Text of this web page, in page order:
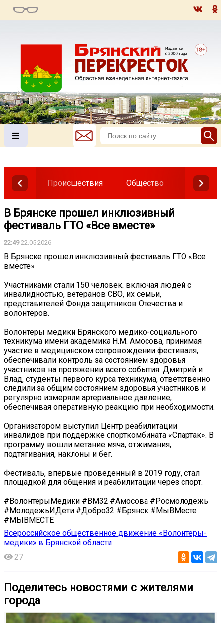
Происшествия Общество Власть
В Брянске прошел инклюзивный
фестиваль ГТО «Все вместе»
22:4922.05.2026
В Брянске прошел инклюзивный фестиваль ГТО «Все
вместе»
Участниками стали 150 человек, включая людей с
инвалидностью, ветеранов СВО, их семьи,
представителей Фонда защитников Отечества и
волонтеров.
Волонтеры медики Брянского медико-социального
техникума имени академика Н.М. Амосова, принимая
участие в медицинском сопровождении фестиваля,
обеспечивали контроль за состоянием здоровья
участников на протяжении всего события. Дмитрий и
Влад, студенты первого курса техникума, ответственно
следили за общим состоянием здоровья участников и
регулярно измеряли артериальное давление,
обеспечивая оперативную реакцию при необходимости.
Организатором выступил Центр реабилитации
инвалидов при поддержке спорткомбината «Спартак». В
программу вошли метание мяча, отжимания,
подтягивания, наклоны и бег.
Фестиваль, впервые проведенный в 2019 году, стал
площадкой для общения и реабилитации через спорт.
#ВолонтерыМедики #ВМ32 #Амосова #Росмолодежь
#МолодежьИДети #Добро32 #Брянск #МыВМесте
#МЫВМЕСТЕ
Всероссийское общественное движение «Волонтеры-
медики» в Брянской области
27
Поделитесь новостями с жителями
города